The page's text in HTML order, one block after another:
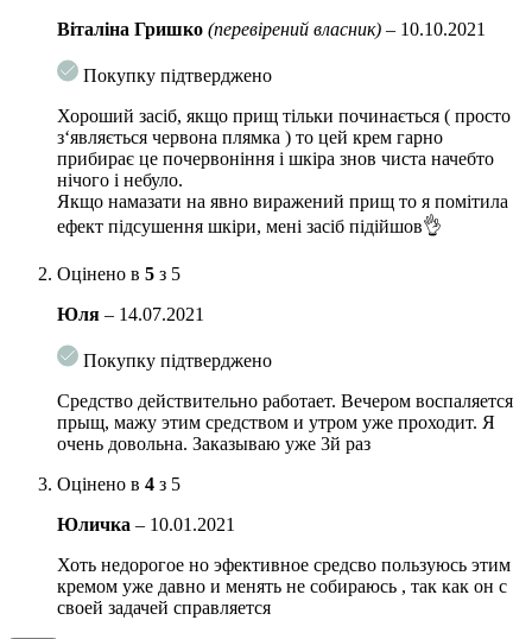
Віталіна Гришко (перевірений власник) – 10.10.2021
Покупку підтверджено
Хороший засіб, якщо прищ тільки починається ( просто
з‘являється червона плямка ) то цей крем гарно
прибирає це почервоніння і шкіра знов чиста начебто
нічого і небуло.
Якщо намазати на явно виражений прищ то я помітила
ефект підсушення шкіри, мені засіб підійшов👌
Оцінено в 5 з 5
Юля – 14.07.2021
Покупку підтверджено
Средство действительно работает. Вечером воспаляется
прыщ, мажу этим средством и утром уже проходит. Я
очень довольна. Заказываю уже 3й раз
Оцінено в 4 з 5
Юличка – 10.01.2021
Хоть недорогое но эфективное средсво пользуюсь этим
кремом уже давно и менять не собираюсь , так как он с
своей задачей справляется